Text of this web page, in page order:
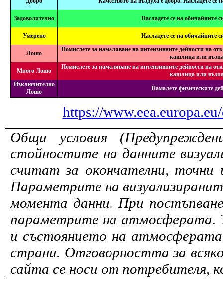
Задоволително Насладете се на обичайните
Умерено Насладете се на обичайните
Лошо
Помислете за намаляване на интензивните дейности на
кашлица или
Много Лошо
Помислете за намаляване на интензивните дейности на
кашлица или
Изключително
Лошо
Намалете физическите
https://
Общи условия
стойностите на данните
считат за окончателни,
Параметрите на
момента данни. При
параметрите на атмосферата.
и състоянието на
страни. Отговорността за
сайта се носи от потребителя,